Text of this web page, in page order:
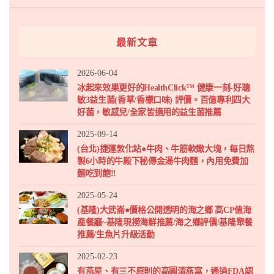
最新文章
2026-06-04
冰起來效果更好的HealthClick™ 健康一刻-好聰
敏3益生菌(香草/香檬口味) 評價。百億專利四大
好菌，敏感兒/全家皆適用的益生菌推薦
2025-09-14
(台北)捷運敦化站●牛肉、牛筋軟嫩大塊，每日熬
製6小時的牛殿下秘傳金湯牛肉麵，內用免費加
麵吃到飽!!
2025-05-24
(基隆)大武崙●價格公開透明的海之鄉 高CP值海
產餐廳~基隆現撈海鮮推薦/海之鄉評價/基隆聚餐
推薦/生魚片升級活動
2025-02-23
有燕屋、有三不原則的高圓清燕窩，通過FDA認